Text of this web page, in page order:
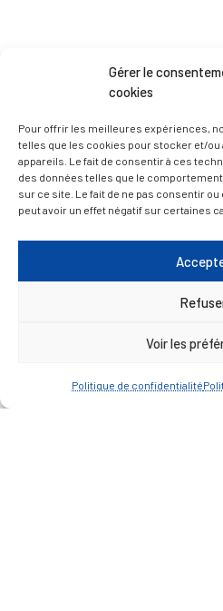
Gérer le
cookies
Pour offrir les meilleures expériences,
telles que les cookies pour stocker et/
appareils. Le fait de consentir à ces
des données telles que le
sur ce site. Le fait de ne pas consentir
peut avoir un effet négatif sur certaines
Voir les
Politique de confidentialité
MAIRIE LA RÉOLE
33 190 La
05 56 61
17h00